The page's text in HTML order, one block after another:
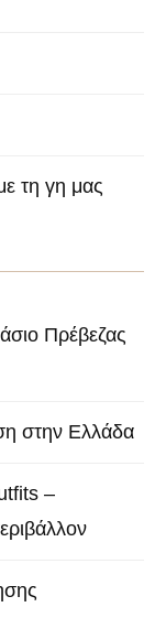
τη γη μας
Πρέβεζας
στην Ελλάδα
–